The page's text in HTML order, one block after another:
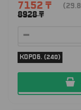
7152 ₸
8928₸
(29.8
КОРОБ. (240)